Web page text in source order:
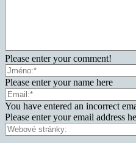
Please enter your comment!
Please enter your name here
You have entered an incorrect
Please enter your email address